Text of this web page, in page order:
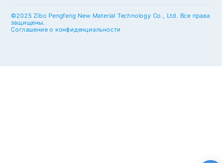
©2025 Zibo Pengfeng New Material Technology Co., Ltd. Все права
защищены.
Соглашение о конфиденциальности